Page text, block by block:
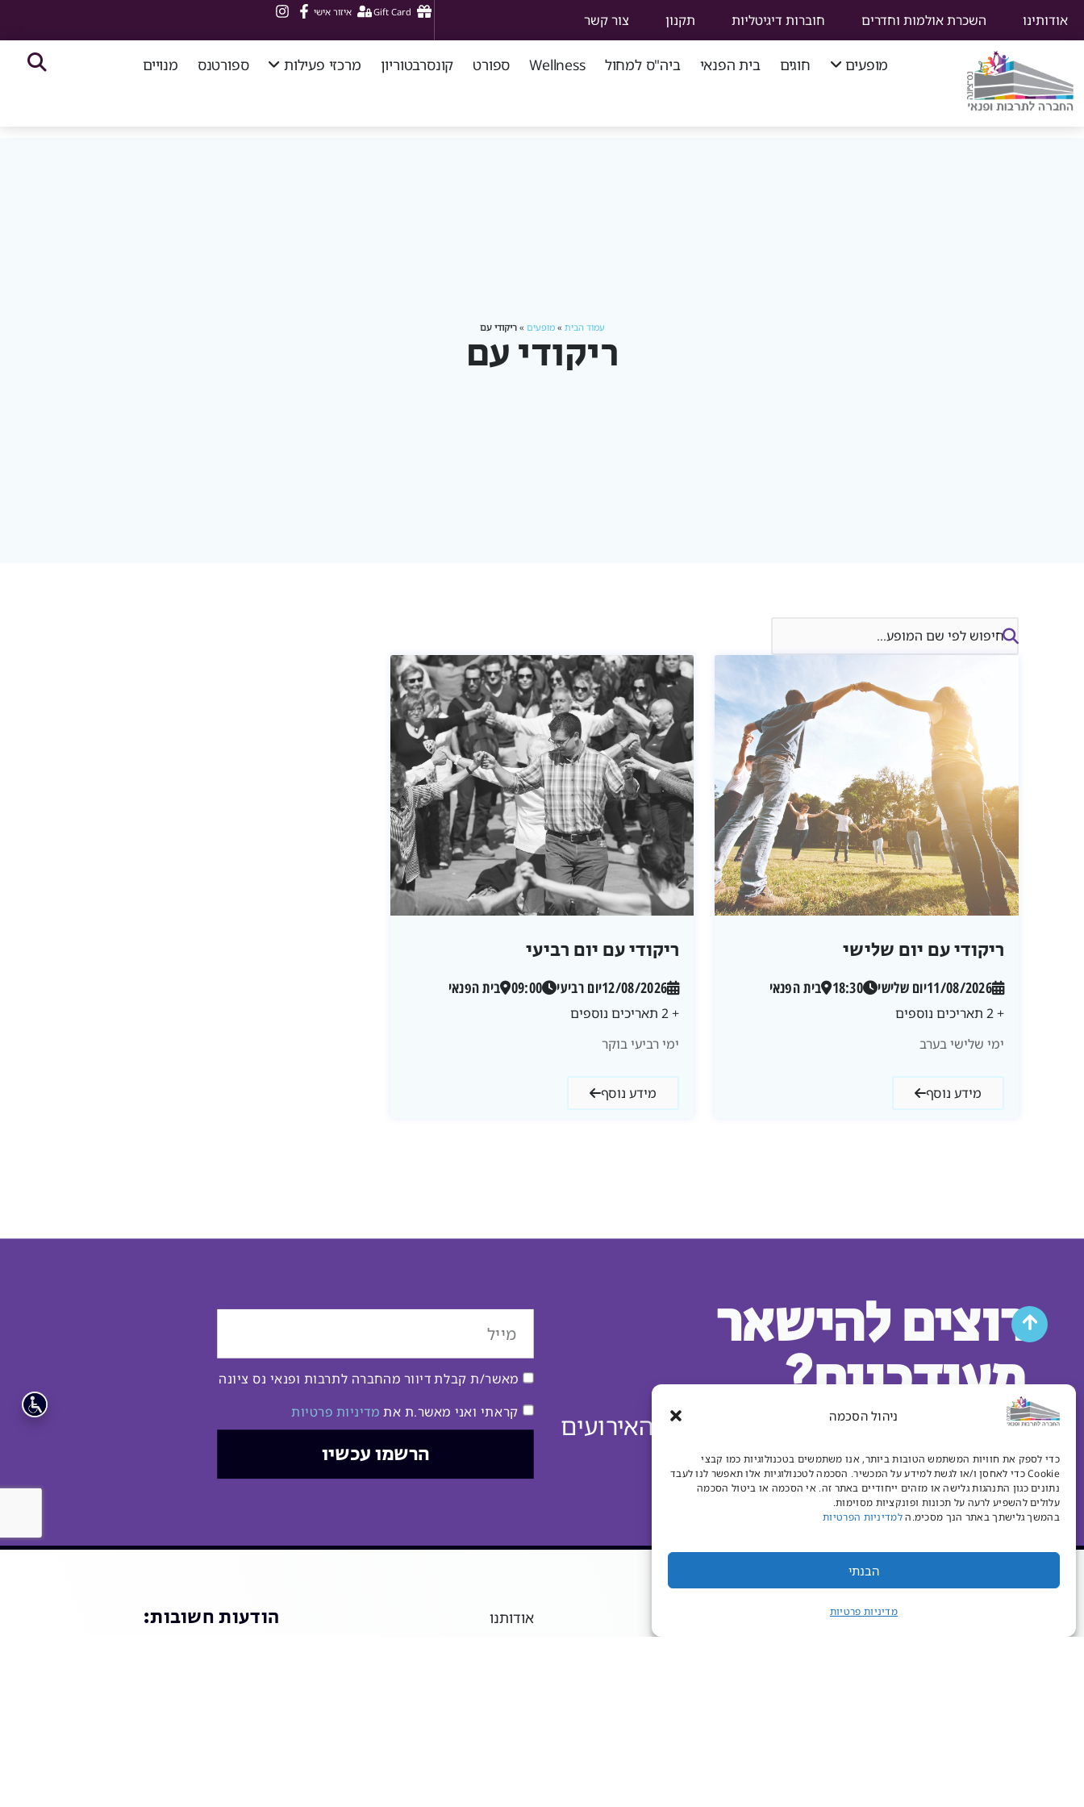
ניהול הסכמה
כדי לספק את חוויות המשתמש הטובות ביותר, אנו משתמשים בטכנולוגיות כמו קבצי
Cookie כדי לאחסן ו/או לגשת למידע על המכשיר. הסכמה לטכנולוגיות אלו תאפשר לנו לעבד
נתונים כגון התנהגות גלישה או מזהים ייחודיים באתר זה. אי הסכמה או ביטול הסכמה
עלולים להשפיע לרעה על תכונות ופונקציות מסוימות.
בהמשך גלישתך באתר הנך מסכימ.הלמדיניות הפרטיות
הבנתי
מדיניות פרטיות
אודותינו השכרת אולמות וחדרים חוברות דיגיטליות תקנון צור קשר Gift Card איזור אישי
מופעים חוגים בית הפנאי ביה"ס למחול Wellness ספורט קונסרבטוריון מרכזי פעילות ספורטנס מנויים
סוף
עמוד הבית »מופעים »ריקודי עם
ריקודי עם
ריקודי עם יום שלישי
11/08/2026יום שלישי 18:30 בית הפנאי
+ 2 תאריכים נוספים
ימי שלישי בערב
מידע נוסף
ריקודי עם יום רביעי
12/08/2026יום רביעי 09:00 בית הפנאי
+ 2 תאריכים נוספים
ימי רביעי בוקר
מידע נוסף
רוצים להישאר
מעודכנים?
הרשמו לניוזלטר שלנו וקבלו מידע על האירועים
שלנו.
מאשר/ת קבלת דיוור מהחברה לתרבות ופנאי נס ציונה
קראתי ואני מאשר.ת את מדיניות פרטיות
הרשמו עכשיו
אודותנו
הודעות חשובות: